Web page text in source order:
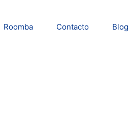
Roomba Contacto Blog